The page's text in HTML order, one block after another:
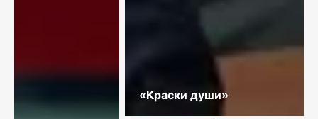
«Краски души»